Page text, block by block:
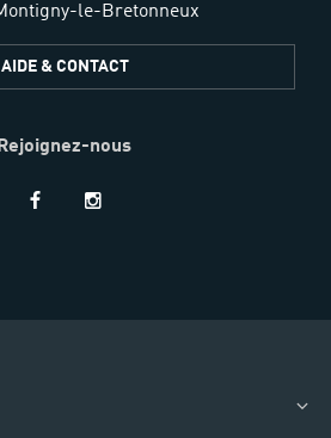
le-Bretonneux
AIDE & CONTACT
Rejoignez-nous